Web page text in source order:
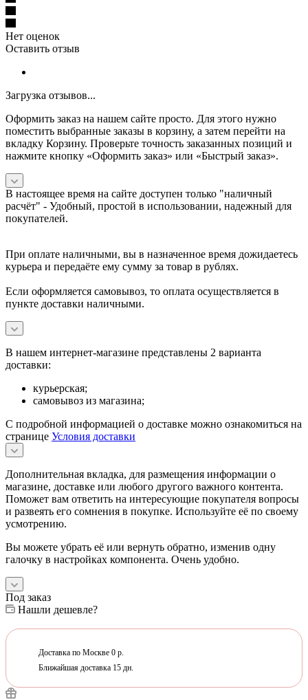
Нет оценок
Оставить отзыв
Загрузка отзывов...
Оформить заказ на нашем сайте просто. Для этого нужно
поместить выбранные заказы в корзину, а затем перейти на
вкладку Корзину. Проверьте точность заказанных позиций и
нажмите кнопку «Оформить заказ» или «Быстрый заказ».
В настоящее время на сайте доступен только "наличный
расчёт" - Удобный, простой в использовании, надежный для
покупателей.
При оплате наличными, вы в назначенное время дожидаетесь
курьера и передаёте ему сумму за товар в рублях.
Если оформляется самовывоз, то оплата осуществляется в
пункте доставки наличными.
В нашем интернет-магазине представлены 2 варианта
доставки:
курьерская;
самовывоз из магазина;
С подробной информацией о доставке можно ознакомиться на
странице Условия доставки
Дополнительная вкладка, для размещения информации о
магазине, доставке или любого другого важного контента.
Поможет вам ответить на интересующие покупателя вопросы
и развеять его сомнения в покупке. Используйте её по своему
усмотрению.
Вы можете убрать её или вернуть обратно, изменив одну
галочку в настройках компонента. Очень удобно.
Под заказ
Нашли дешевле?
Доставка по Москве 0 р.
Ближайшая доставка 15 дн.